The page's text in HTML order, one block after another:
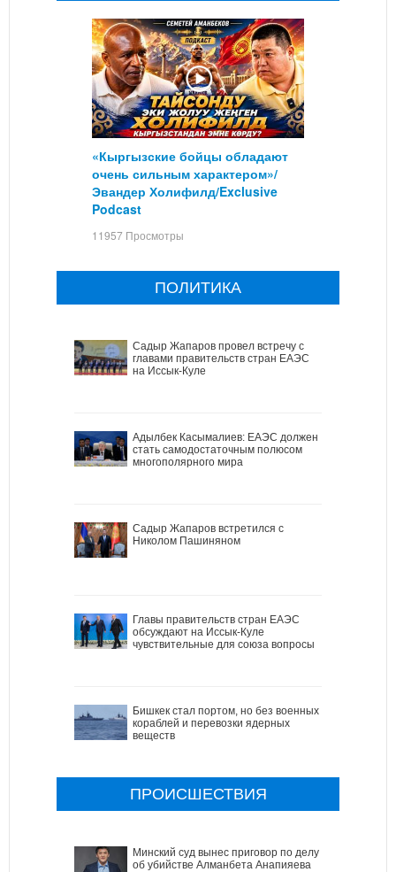
«Кыргызские бойцы обладают
очень сильным характером»/
Эвандер Холифилд/Exclusive
Podcast
11957 Просмотры
ПОЛИТИКА
Садыр Жапаров провел встречу с
главами правительств стран ЕАЭС
на Иссык-Куле
Адылбек Касымалиев: ЕАЭС должен
стать самодостаточным полюсом
многополярного мира
Садыр Жапаров встретился с
Николом Пашиняном
Главы правительств стран ЕАЭС
обсуждают на Иссык-Куле
чувствительные для союза вопросы
Бишкек стал портом, но без военных
кораблей и перевозки ядерных
веществ
ПРОИСШЕСТВИЯ
Минский суд вынес приговор по делу
об убийстве Алманбета Анапияева